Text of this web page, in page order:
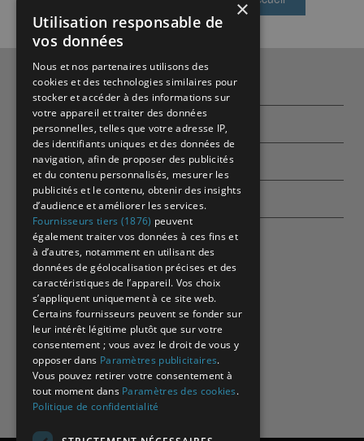
Qui sommes-nous ?
Partenaires
Contactez-nous
Echographes
×
Utilisation responsable de
vos données
Nous et nos partenaires utilisons des
cookies et des technologies similaires pour
stocker et accéder à des informations sur
votre appareil et traiter des données
personnelles, telles que votre adresse IP,
des identifiants uniques et des données de
navigation, afin de proposer des publicités
et du contenu personnalisés, mesurer les
publicités et le contenu, obtenir des insights
d’audience et améliorer les services.
Fournisseurs tiers (1876) peuvent
également traiter vos données à ces fins et
à d’autres, notamment en utilisant des
données de géolocalisation précises et des
caractéristiques de l’appareil. Vos choix
s’appliquent uniquement à ce site web.
Certains fournisseurs peuvent se fonder sur
leur intérêt légitime plutôt que sur votre
consentement ; vous avez le droit de vous y
opposer dans Paramètres publicitaires.
Vous pouvez retirer votre consentement à
tout moment dans Paramètres des cookies.
Politique de confidentialité